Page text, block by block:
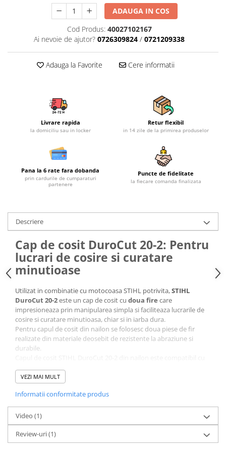
Mobilier gradina
Gratare si accesorii
Piscine
Echipamente curatenie
Freze de zapada
Masini de maturat
Suflante & Aspiratoare frunze
Unelte de gradinarit
Dispozitive de imprastiat si
semanat
Roabe si carucioare
Plase si folii pentru gradinarit
Alte unelte de gradinarit
Echipamente de protectie pentru
Casti de protectie
Manusi de lucru
Ochelari de protectie
Electrice si Iluminat
Prize & Prelungitoare
Constructii
Masini de taiat
Masini de taiat beton / asfalt
Masini de taiat gresie / faianta
Masini de taiat caramida
ADAUGA IN COS
Cod Produs: 40027102167
Ai nevoie de ajutor? 0726309824 / 0721209338
Adauga la Favorite Cere informatii
Livrare rapida
la domiciliu sau in locker
Retur flexibil
in 14 zile de la primirea produselor
Pana la 6 rate fara dobanda
prin cardurile de cumparaturi
partenere
Puncte de fidelitate
la fiecare comanda finalizata
Descriere
Cap de cosit DuroCut 20-2: Pentru
lucrari de cosire si curatare
minutioase
Utilizat in combinatie cu motocoasa STIHL potrivita,STIHL
DuroCut 20-2este un cap de cosit cu doua fire care
impresioneaza prin manipularea simpla si faciliteaza lucrarile de
cosire si curatare minutioasa, chiar si in iarba dura.
Pentru capul de cosit din nailon se folosesc doua piese de fir
realizate din materiale deosebit de rezistente la abraziune si
durabile.
niciun instrument.
12 bucati de fir XL sunt furnizate de asemenea atunci cand
achizitionati capul de cosit DuroCut 20-2.
DuroCut 20-2 ofera rezultate impresionante atat pe marginile
gazonului, pereti, trepte, garduri vii si alte zone dificile, cat si pe
suprafete mari.
VEZI MAI MULT
Informatii conformitate produs
Video (1)
Review-uri(1)